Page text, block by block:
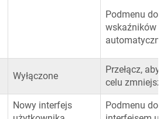
Podmenu do
wskaźników i
Wyłączone
Przełącz,
celu
Nowy interfejs
Podmenu do